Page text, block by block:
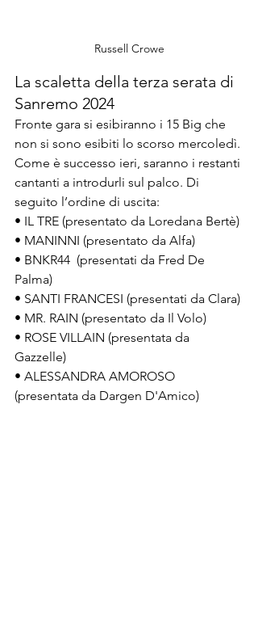
Russell Crowe
La scaletta della terza serata di
Sanremo 2024
Fronte gara si esibiranno i 15 Big che
non si sono esibiti lo scorso mercoledì.
Come è successo ieri, saranno i restanti
cantanti a introdurli sul palco. Di
seguito l’ordine di uscita:
• IL TRE (presentato da Loredana Bertè)
• MANINNI (presentato da Alfa)
• BNKR44  (presentati da Fred De
Palma)
• SANTI FRANCESI (presentati da Clara)
• MR. RAIN (presentato da Il Volo)
• ROSE VILLAIN (presentata da
Gazzelle)
• ALESSANDRA AMOROSO
(presentata da Dargen D'Amico)